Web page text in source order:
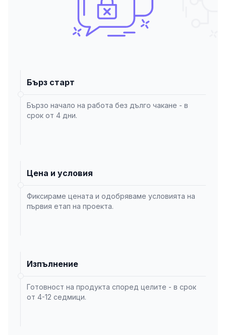
Бърз старт
Бързо начало на работа без дълго чакане - в
срок от 4 дни.
Цена и условия
Фиксираме цената и одобряваме условията на
първия етап на проекта.
Изпълнение
Готовност на продукта според целите - в срок
от 4-12 седмици.